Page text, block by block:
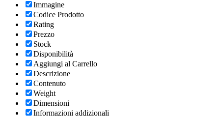
Immagine
Codice Prodotto
Rating
Prezzo
Stock
Disponibilità
Aggiungi al Carrello
Descrizione
Contenuto
Weight
Dimensioni
Informazioni addizionali